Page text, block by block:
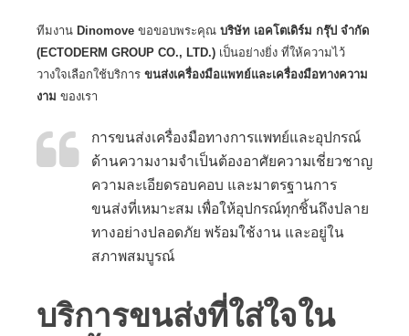
ทีมงาน Dinomove ขอขอบพระคุณ บริษัท เอคโตเดิร์ม กรุ๊ป จำกัด
(ECTODERM GROUP CO., LTD.) เป็นอย่างยิ่ง ที่ให้ความไว้
วางใจเลือกใช้บริการ ขนส่งเครื่องมือแพทย์และเครื่องมือทางความ
งาม ของเรา
การขนส่งเครื่องมือทางการแพทย์และอุปกรณ์
ด้านความงามจำเป็นต้องอาศัยความเชี่ยวชาญ
ความละเอียดรอบคอบ และมาตรฐานการ
ขนส่งที่เหมาะสม เพื่อให้อุปกรณ์ทุกชิ้นถึงปลาย
ทางอย่างปลอดภัย พร้อมใช้งาน และอยู่ใน
สภาพสมบูรณ์
บริการขนส่งที่ใส่ใจใน